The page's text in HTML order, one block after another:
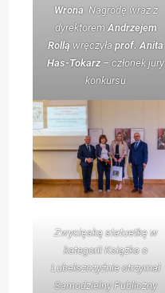
Wrona. Nagrodę wraz z
dyrektoremAndrzejem
Rollą wręczyłaprof. Anita
Has-Tokarz – członek jury
konkursu
Zwycięską statuetkę w
kategorii Książka o
Lubelszczyźnie otrzymał
Samodzielny Publiczny